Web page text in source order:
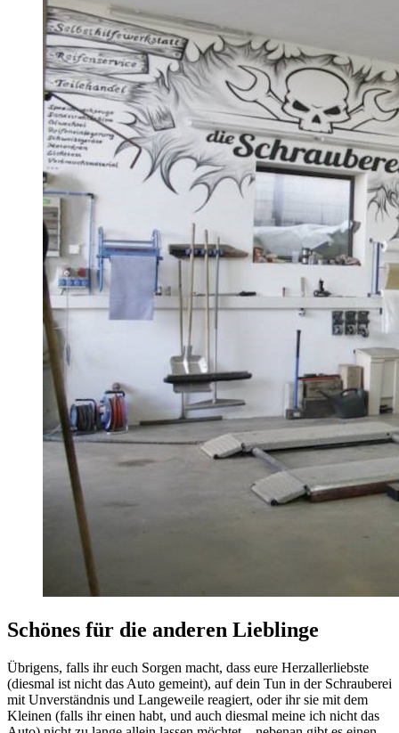
Schönes für die anderen Lieblinge
Übrigens, falls ihr euch Sorgen macht, dass eure Herzallerliebste
(diesmal ist nicht das Auto gemeint), auf dein Tun in der Schrauberei
mit Unverständnis und Langeweile reagiert, oder ihr sie mit dem
Kleinen (falls ihr einen habt, und auch diesmal meine ich nicht das